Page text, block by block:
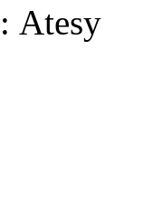
: Atesy